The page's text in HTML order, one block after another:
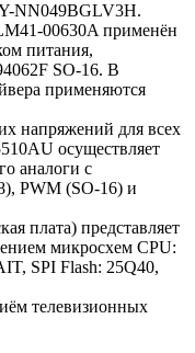
NN049BGLV3H.
00630A применён
питания,
SO-16. В
применяются
напряжений для всех
осуществляет
аналоги c
PWM (SO-16) и
плата) представляет
микросхем CPU:
SPI Flash: 25Q40,
телевизионных